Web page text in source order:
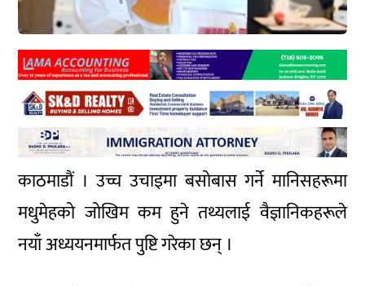
काठमाडौं । उच्च उचाइमा बसोबास गर्ने मानिसहरूमा
मधुमेहको जोखिम कम हुने तथ्यलाई वैज्ञानिकहरूले
नयाँ अध्ययनमार्फत पुष्टि गरेका छन् ।